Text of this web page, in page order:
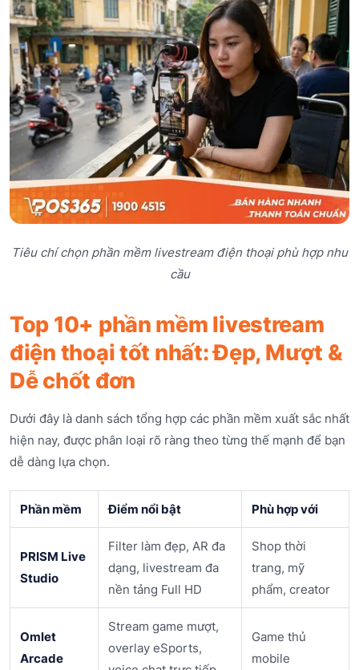
Tiêu chí chọn phần mềm livestream điện thoại phù hợp nhu
cầu
Top 10+ phần mềm livestream
điện thoại tốt nhất: Đẹp, Mượt &
Dễ chốt đơn
Dưới đây là danh sách tổng hợp các phần mềm xuất sắc nhất
hiện nay, được phân loại rõ ràng theo từng thế mạnh để bạn
dễ dàng lựa chọn.
Phần mềm Điểm nổi bật Phù hợp với
PRISM Live
Studio
Filter làm đẹp, AR đa
dạng, livestream đa
nền tảng Full HD
Shop thời
trang, mỹ
phẩm, creator
Omlet
Arcade
Stream game mượt,
overlay eSports,
Game thủ
mobile